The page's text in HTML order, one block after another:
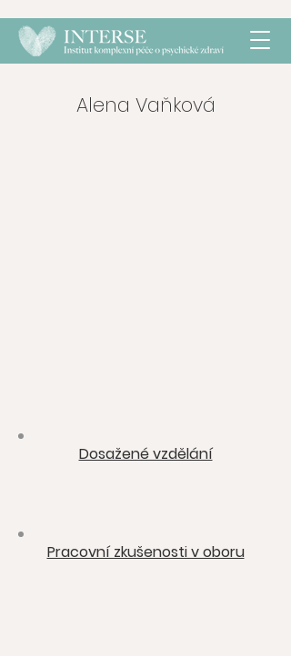
Alena Vaňková
Dosažené vzdělání
Pracovní zkušenosti v oboru